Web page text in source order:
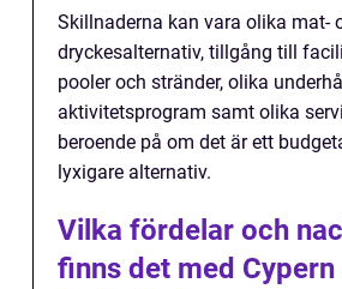
Skillnaderna kan vara olika mat-
dryckesalternativ, tillgång till
pooler och stränder, olika
aktivitetsprogram samt olika
beroende på om det är ett
lyxigare alternativ.
Vilka fördelar och
finns det med Cypern